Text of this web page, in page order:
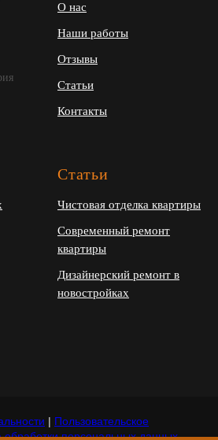
О нас
Наши работы
Отзывы
Статьи
Контакты
Статьи
Чистовая отделка квартиры
Современный ремонт
квартиры
Дизайнерский ремонт в
новостройках
| Пользовательское
обработки персональных данных